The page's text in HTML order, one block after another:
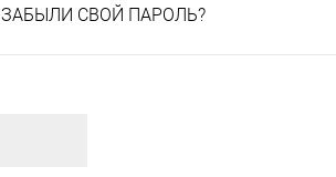
ЗАБЫЛИ СВОЙ ПАРОЛЬ?